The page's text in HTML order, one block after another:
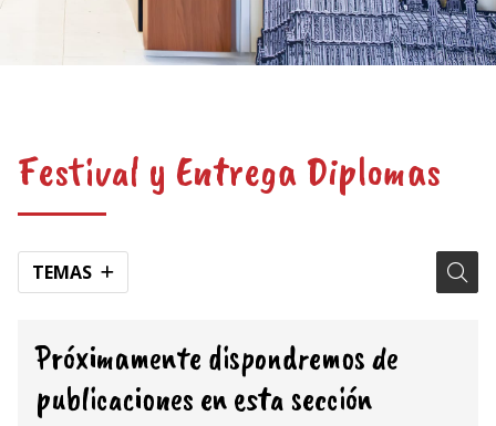
Festival y Entrega Diplomas
TEMAS
Próximamente dispondremos de
publicaciones en esta sección